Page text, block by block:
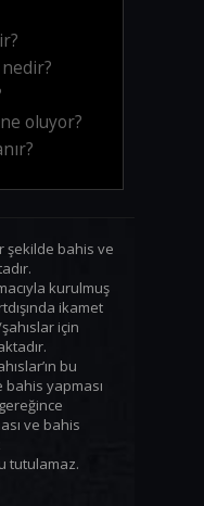
oluyor?
şekilde bahis ve
kurulmuş
ikamet
için
bu
yapması
ve bahis
tutulamaz.